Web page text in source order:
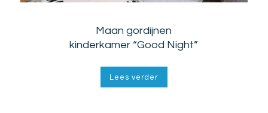
Maan gordijnen
kinderkamer “Good Night”
Lees verder